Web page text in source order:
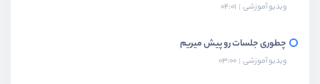
ویدیو آموزشی 04:01
چطوری جلسات رو پیش میریم
ویدیو آموزشی 03:00